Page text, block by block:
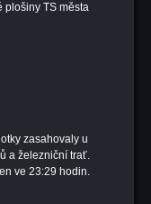
plošiny TS města
zasahovaly u
a železniční trať.
ve 23:29 hodin.